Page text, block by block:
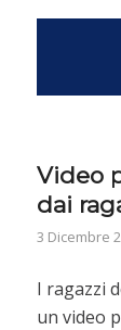
Video
dai
3 Dicembre
I ragazzi
un video